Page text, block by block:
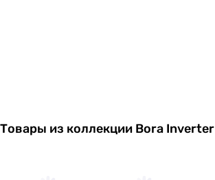
63 543грн
Товары из коллекции Bora Inverter